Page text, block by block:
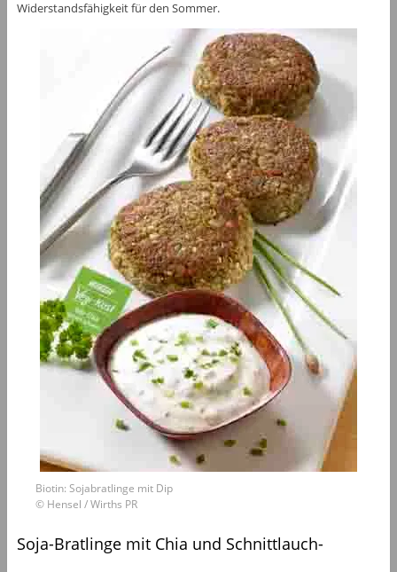
Widerstandsfähigkeit für den Sommer.
Biotin: Sojabratlinge mit Dip
© Hensel / Wirths PR
Soja-Bratlinge mit Chia und Schnittlauch-